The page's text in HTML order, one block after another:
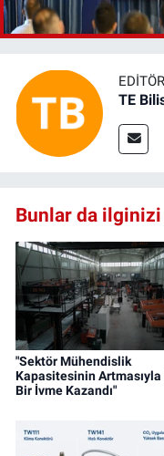
TE
Bunlar da
"Sektör Mühendislik
Kapasitesinin Artmasıyla
Bir İvme Kazandı"